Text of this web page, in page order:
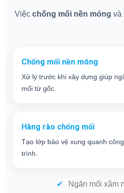
Việc chống mối nền móng và
Chống mối nền móng
Xử lý trước khi xây dựng giúp
mối từ gốc.
Hàng rào chống mối
Tạo lớp bảo vệ xung quanh công
trình.
Ngăn mối xâm